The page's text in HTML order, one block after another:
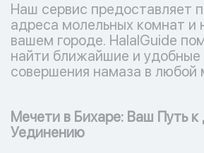
Наш сервис предоставляет
адреса молельных комнат и
вашем городе. HalalGuide
найти ближайшие и
совершения намаза в любой
Мечети в Бихаре: Ваш Путь
Уединению